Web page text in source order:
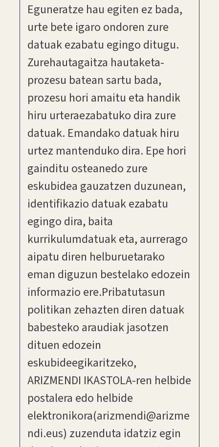
Eguneratze hau egiten ez bada,
urte bete igaro ondoren zure
datuak ezabatu egingo ditugu.
Zurehautagaitza hautaketa-
prozesu batean sartu bada,
prozesu hori amaitu eta handik
hiru urteraezabatuko dira zure
datuak. Emandako datuak hiru
urtez mantenduko dira. Epe hori
gainditu osteanedo zure
eskubidea gauzatzen duzunean,
identifikazio datuak ezabatu
egingo dira, baita
kurrikulumdatuak eta, aurrerago
aipatu diren helburuetarako
eman diguzun bestelako edozein
informazio ere.Pribatutasun
politikan zehazten diren datuak
babesteko araudiak jasotzen
dituen edozein
eskubideegikaritzeko,
ARIZMENDI IKASTOLA-ren helbide
postalera edo helbide
elektronikora(arizmendi@arizme
ndi.eus) zuzenduta idatziz egin